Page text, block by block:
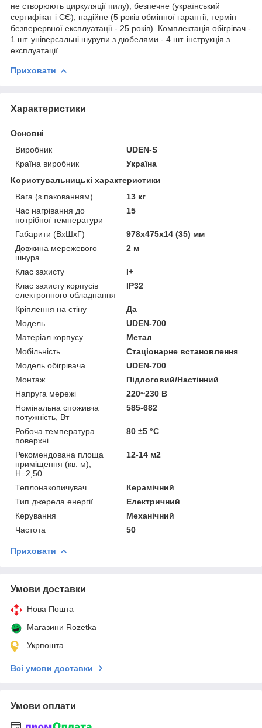
не створюють циркуляції пилу), безпечне (український
сертифікат і СЄ), надійне (5 років обмінної гарантії, термін
безперервної експлуатації - 25 років). Комплектація обігрівач -
1 шт. універсальні шурупи з дюбелями - 4 шт. інструкція з
експлуатації
Приховати
Характеристики
Основні
Виробник
UDEN-S
Країна виробник
Україна
Користувальницькі характеристики
Вага (з пакованням)
13 кг
Час нагрівання до
потрібної температури
15
Габарити (ВхШхГ)
978х475х14 (35) мм
Довжина мережевого
шнура
2 м
Клас захисту
I+
Клас захисту корпусів
електронного обладнання
IP32
Кріплення на стіну
Да
Мoдель
UDEN-700
Матеріал корпусу
Метал
Мобільність
Стаціонарне встановлення
Модель обігрівача
UDEN-700
Монтаж
Підлоговий/Настінний
Напруга мережі
220~230 В
Номінальна споживча
потужність, Вт
585-682
Робоча температура
поверхні
80 ±5 °С
Рекомендована площа
приміщення (кв. м),
H=2,50
12-14 м2
Теплонакопичувач
Керамічний
Тип джерела енергії
Електричний
Керування
Механічний
Частота
50
Приховати
Умови доставки
Нова Пошта
Магазини Rozetka
Укрпошта
Всі умови доставки
Умови оплати